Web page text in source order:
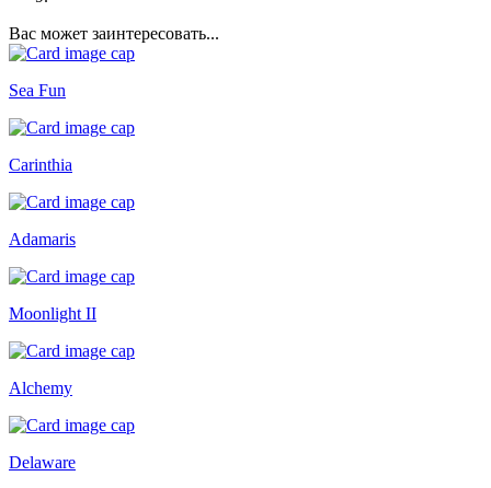
Вас может заинтересовать...
Sea Fun
Carinthia
Adamaris
Moonlight II
Alchemy
Delaware